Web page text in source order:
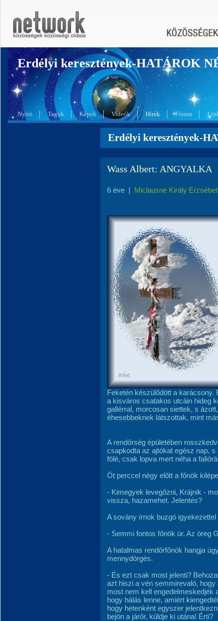
Erdélyi keresztények-HATÁROK
Nyitó Tagok Képek Videók Hírek Fórum
Erdélyi keresztények-
Wass Albert: ANGYALKA
6 éve | Miclausné Király Erzsébet
Feketén készülődött a
a kisváros csatakos utcáin hideg
gallérral, morcosan siettek, s
éhesebbeknek látszottak, mint
A rendőrség épületében
csapkodta az ajtókat egész nap,
fölé, csak lopva mert néha a
Öt perccel négy előtt a főnök
- Kimegyek levegőzni, Krájnik -
vissza, hazamehet. Jelentés?
A sovány írnok buzgó
- Semmi fontos főnök úr. Az öreg
A hatalmas rendőrfőnök hangja
mennydörgés.
- És ezt csak most jelenti?
azt hiszi a vén semmirevaló,
most nem kell engedelmeskedjék
hogy hálás lenne, amiért
hogy hetenként egyszer
bejön a járőr, küldje ki utána! Érti?